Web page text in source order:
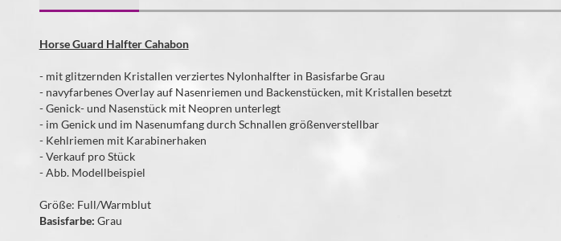
Horse Guard Halfter Cahabon
- mit glitzernden Kristallen verziertes Nylonhalfter in Basisfarbe Grau
- navyfarbenes Overlay auf Nasenriemen und Backenstücken, mit Kristallen besetzt
- Genick- und Nasenstück mit Neopren unterlegt
- im Genick und im Nasenumfang durch Schnallen größenverstellbar
- Kehlriemen mit Karabinerhaken
- Verkauf pro Stück
- Abb. Modellbeispiel
Größe: Full/Warmblut
Basisfarbe: Grau